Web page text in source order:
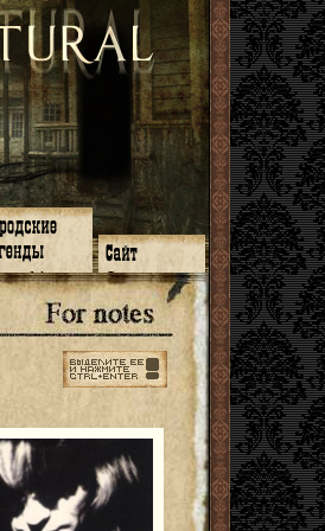
14
13
11
12
9
6
5
⇐
О нас
ЧаВо
Поиск
Ссылки
Карта сайта